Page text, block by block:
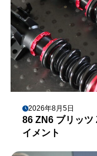
2026年8月5日
86 ZN6 ブリッツ
イメント